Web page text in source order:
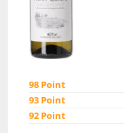
98 Point
93 Point
92 Point